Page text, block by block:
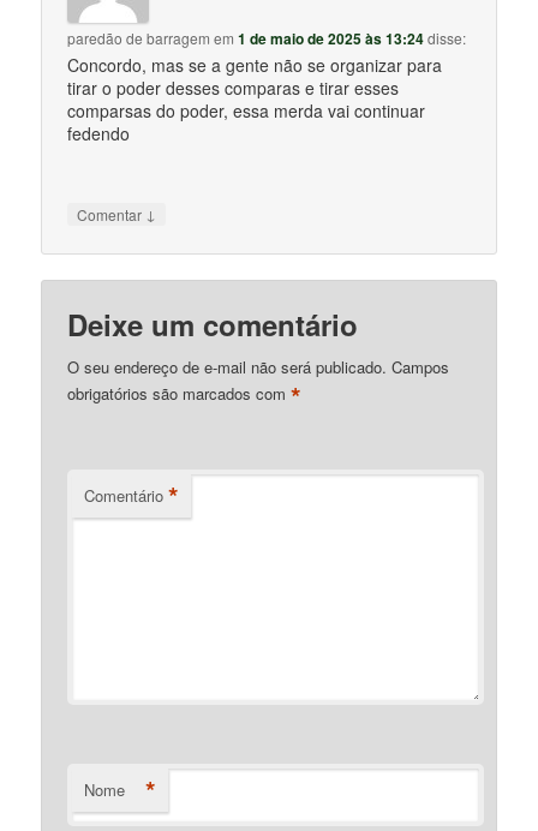
paredão de barragem em1 de maio de 2025 às 13:24disse:
Concordo, mas se a gente não se organizar para
tirar o poder desses comparas e tirar esses
comparsas do poder, essa merda vai continuar
fedendo
Comentar ↓
Deixe um comentário
O seu endereço de e-mail não será publicado. Campos
obrigatórios são marcados com*
Comentário *
Nome *